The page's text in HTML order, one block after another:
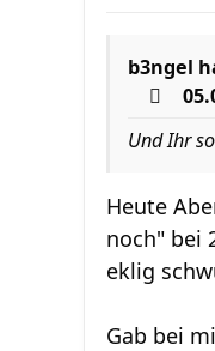
b3ngel
Und Ihr
Heute
noch" bei
eklig
Gab bei